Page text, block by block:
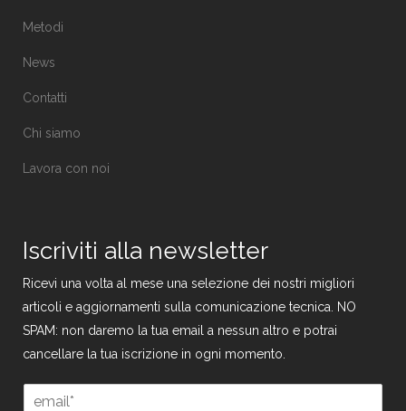
Metodi
News
Contatti
Chi siamo
Lavora con noi
Iscriviti alla newsletter
Ricevi una volta al mese una selezione dei nostri migliori
articoli e aggiornamenti sulla comunicazione tecnica. NO
SPAM: non daremo la tua email a nessun altro e potrai
cancellare la tua iscrizione in ogni momento.
*